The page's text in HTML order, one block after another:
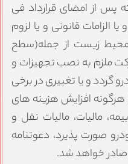
پس از امضای قرارداد فی
قانونی و یا لزوم
محیط زیست از جمله(سطح
یورو ۵ و …) شرکت ملزم به نصب تجهیزات و
گردد و یا تغییری در برخی
افزایش هزینه های
مالیات، مالیات نقل و
صورت پذیرد، دعوتنامه
خواهد شد.